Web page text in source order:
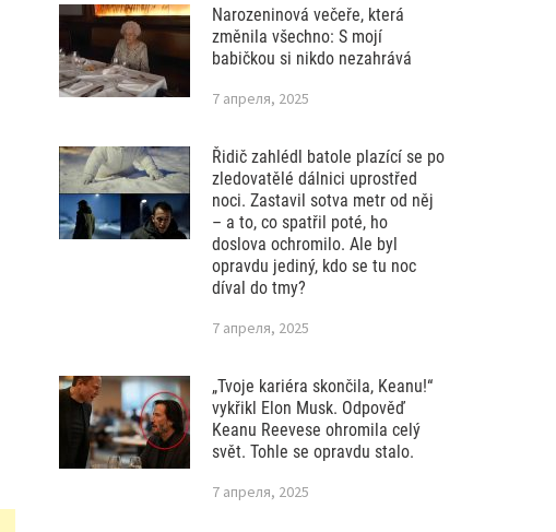
Narozeninová večeře, která
změnila všechno: S mojí
babičkou si nikdo nezahrává
7 апреля, 2025
Řidič zahlédl batole plazící se po
zledovatělé dálnici uprostřed
noci. Zastavil sotva metr od něj
– a to, co spatřil poté, ho
doslova ochromilo. Ale byl
opravdu jediný, kdo se tu noc
díval do tmy?
7 апреля, 2025
„Tvoje kariéra skončila, Keanu!“
vykřikl Elon Musk. Odpověď
Keanu Reevese ohromila celý
svět. Tohle se opravdu stalo.
7 апреля, 2025